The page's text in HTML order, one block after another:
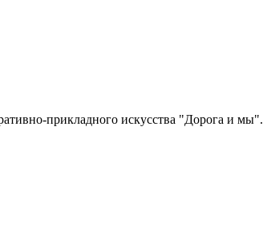
прикладного искусства "Дорога и мы".